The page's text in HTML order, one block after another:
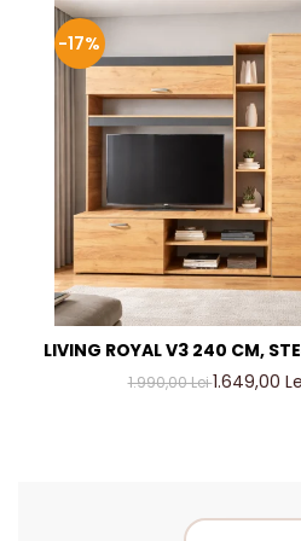
-17%
LIVING ROYAL V3 240 CM,
& GRI ANTRACIT –
1.990,00 Lei1.649,00